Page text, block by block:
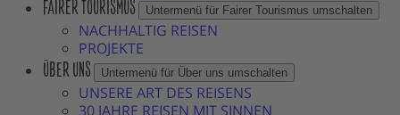
FAIRER TOURISMUS Untermenü für Fairer Tourismus umschalten
NACHHALTIG REISEN
PROJEKTE
ÜBER UNS Untermenü für Über uns umschalten
UNSERE ART DES REISENS
30 JAHRE REISEN MIT SINNEN